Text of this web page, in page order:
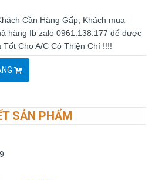
Cần Hàng Gấp, Khách mua
hàng Ib zalo 0961.138.177 để được
Cho A/C Có Thiện Chí !!!!
SẢN PHẨM